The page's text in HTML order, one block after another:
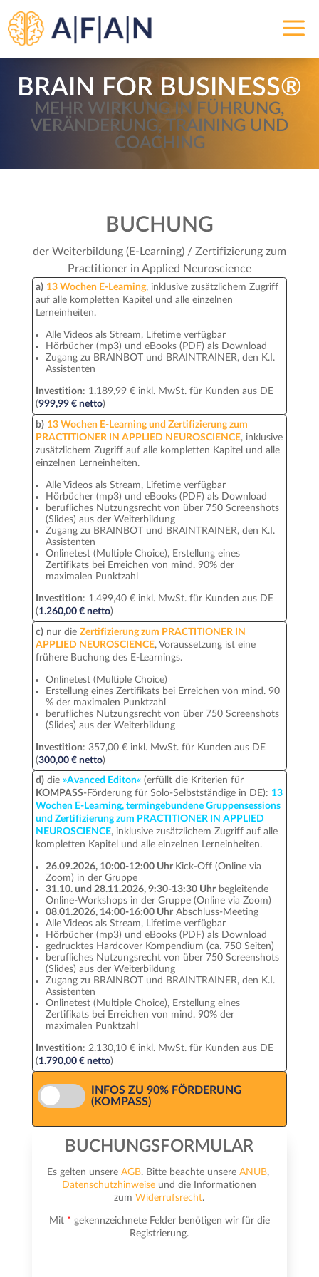
a
BRAIN FOR BUSINESS®
MEHR WIRKUNG IN FÜHRUNG,
VERÄNDERUNG, TRAINING UND
COACHING
BUCHUNG
der Weiterbildung (E-Learning) / Zertifizierung zum
Practitioner in Applied Neuroscience
a) 13 Wochen E-Learning, inklusive zusätzlichem Zugriff
auf alle kompletten Kapitel und alle einzelnen
Lerneinheiten.
Alle Videos als Stream, Lifetime verfügbar
Hörbücher (mp3) und eBooks (PDF) als Download
Zugang zu BRAINBOT und BRAINTRAINER, den K.I.
Assistenten
Investition: 1.189,99 € inkl. MwSt. für Kunden aus DE
(999,99 € netto)
b) 13 Wochen E-Learning und Zertifizierung zum
PRACTITIONER IN APPLIED NEUROSCIENCE, inklusive
zusätzlichem Zugriff auf alle kompletten Kapitel und alle
einzelnen Lerneinheiten.
Alle Videos als Stream, Lifetime verfügbar
Hörbücher (mp3) und eBooks (PDF) als Download
berufliches Nutzungsrecht von über 750 Screenshots
(Slides) aus der Weiterbildung
Zugang zu BRAINBOT und BRAINTRAINER, den K.I.
Assistenten
Onlinetest (Multiple Choice), Erstellung eines
Zertifikats bei Erreichen von mind. 90% der
maximalen Punktzahl
Investition: 1.499,40 € inkl. MwSt. für Kunden aus DE
(1.260,00 € netto)
c)nur die Zertifizierung zum PRACTITIONER IN
APPLIED NEUROSCIENCE, Voraussetzung ist eine
frühere Buchung des E-Learnings.
Onlinetest (Multiple Choice)
Erstellung eines Zertifikats bei Erreichen von mind. 90
% der maximalen Punktzahl
berufliches Nutzungsrecht von über 750 Screenshots
(Slides) aus der Weiterbildung
Investition: 357,00 € inkl. MwSt. für Kunden aus DE
(300,00 € netto)
d)die »Avanced Editon«(erfüllt die Kriterien für
KOMPASS-Förderung für Solo-Selbstständige in DE): 13
Wochen E-Learning, termingebundene Gruppensessions
und Zertifizierung zum PRACTITIONER IN APPLIED
NEUROSCIENCE, inklusive zusätzlichem Zugriff auf alle
kompletten Kapitel und alle einzelnen Lerneinheiten.
26.09.2026, 10:00-12:00 Uhr Kick-Off (Online via
Zoom) in der Gruppe
31.10. und 28.11.2026, 9:30-13:30 Uhr begleitende
Online-Workshops in der Gruppe (Online via Zoom)
08.01.2026, 14:00-16:00 Uhr Abschluss-Meeting
Alle Videos als Stream, Lifetime verfügbar
Hörbücher (mp3) und eBooks (PDF) als Download
gedrucktes Hardcover Kompendium (ca. 750 Seiten)
berufliches Nutzungsrecht von über 750 Screenshots
(Slides) aus der Weiterbildung
Zugang zu BRAINBOT und BRAINTRAINER, den K.I.
Assistenten
Onlinetest (Multiple Choice), Erstellung eines
Zertifikats bei Erreichen von mind. 90% der
maximalen Punktzahl
Investition: 2.130,10 € inkl. MwSt. für Kunden aus DE
(1.790,00 € netto)
INFOS ZU 90% FÖRDERUNG
(KOMPASS)
BUCHUNGSFORMULAR
Es gelten unsere AGB. Bitte beachte unsere ANUB,
Datenschutzhinweise und die Informationen
zumWiderrufsrecht.
Mit * gekennzeichnete Felder benötigen wir für die
Registrierung.